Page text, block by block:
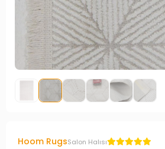
Hoom RugsSalon Halısı